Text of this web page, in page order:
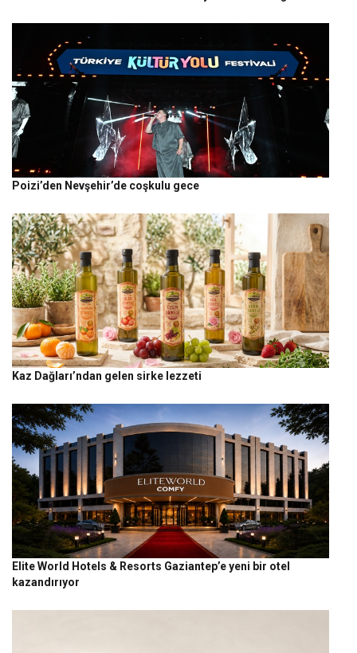
Poizi’den Nevşehir’de coşkulu gece
Kaz Dağları’ndan gelen sirke lezzeti
Elite World Hotels & Resorts Gaziantep’e yeni bir otel
kazandırıyor